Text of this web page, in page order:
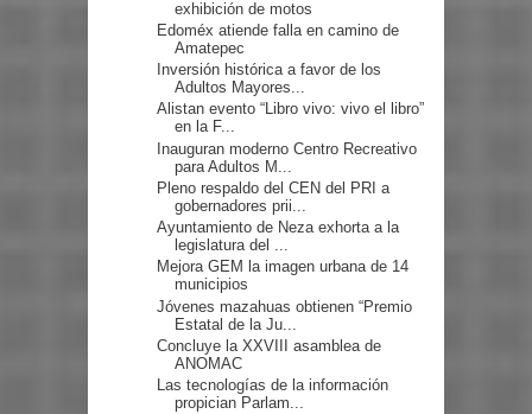
exhibición de motos
Edoméx atiende falla en camino de
Amatepec
Inversión histórica a favor de los
Adultos Mayores...
Alistan evento “Libro vivo: vivo el libro”
en la F...
Inauguran moderno Centro Recreativo
para Adultos M...
Pleno respaldo del CEN del PRI a
gobernadores prii...
Ayuntamiento de Neza exhorta a la
legislatura del ...
Mejora GEM la imagen urbana de 14
municipios
Jóvenes mazahuas obtienen “Premio
Estatal de la Ju...
Concluye la XXVIII asamblea de
ANOMAC
Las tecnologías de la información
propician Parlam...